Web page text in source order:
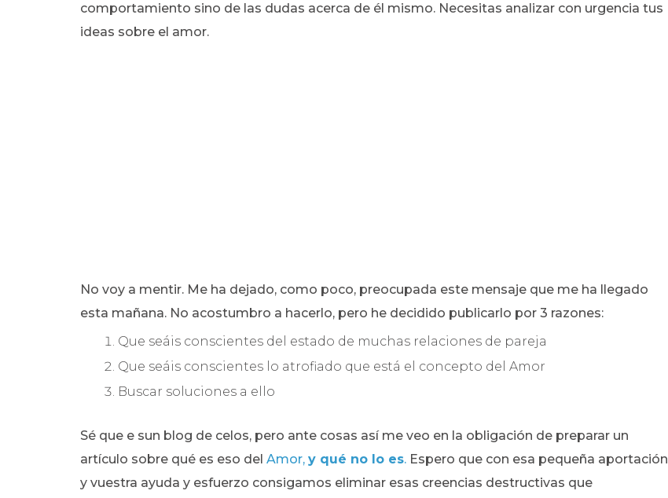
comportamiento sino de las dudas acerca de él mismo. Necesitas analizar con urgencia tus
ideas sobre el amor.
No voy a mentir. Me ha dejado, como poco, preocupada este mensaje que me ha llegado
esta mañana. No acostumbro a hacerlo, pero he decidido publicarlo por 3 razones:
Que seáis conscientes del estado de muchas relaciones de pareja
Que seáis conscientes lo atrofiado que está el concepto del Amor
Buscar soluciones a ello
Sé que e sun blog de celos, pero ante cosas así me veo en la obligación de preparar un
artículo sobre qué es eso del Amor, y qué no lo es. Espero que con esa pequeña aportación
y vuestra ayuda y esfuerzo consigamos eliminar esas creencias destructivas que